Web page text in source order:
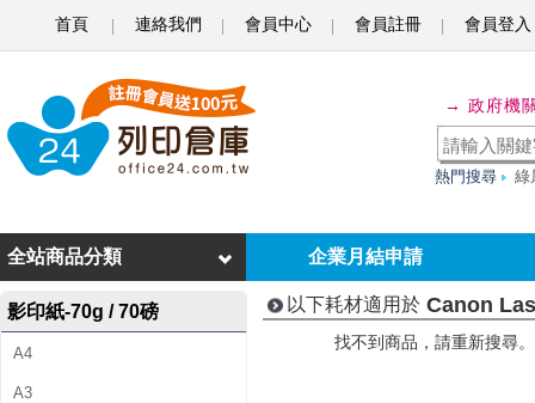
首頁 連絡我們 會員中心 會員註冊 會員登入
n
n
L
a
s
e
→ 政府機
熱門搜尋 綠
企業月結申請
全站商品分類
影印紙-70g / 70磅
A4
A3
以下耗材適用於 Canon
找不到商品，請重新搜尋。